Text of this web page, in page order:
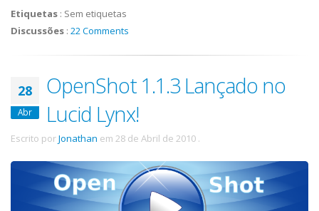
Etiquetas : Sem etiquetas
Discussões : 22 Comments
28
Abr
OpenShot 1.1.3 Lançado no
Lucid Lynx!
Escrito porJonathan em 28 de Abril de 2010 .